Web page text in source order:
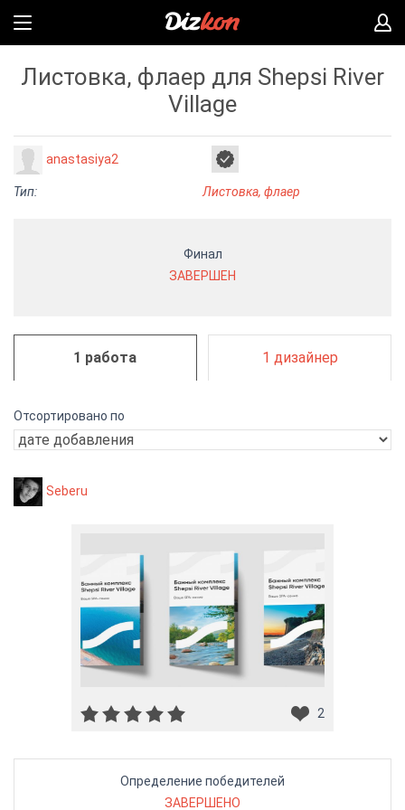
Листовка, флаер для Shepsi River
Village
anastasiya2
Тип: Листовка, флаер
Финал
ЗАВЕРШЕН
1 работа 1 дизайнер
Отсортировано по
Seberu
2
Определение победителей
ЗАВЕРШЕНО